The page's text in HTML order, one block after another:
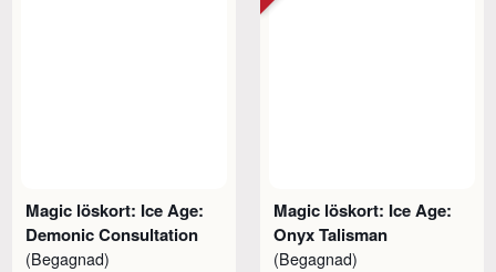
Magic löskort: Ice Age:
Demonic Consultation
(Begagnad)
Magic löskort: Ice Age:
Onyx Talisman
(Begagnad)